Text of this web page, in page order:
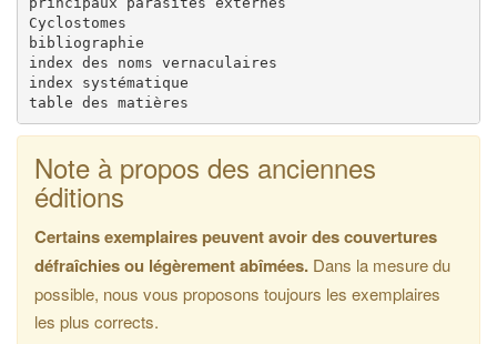
Cyclostomes
bibliographie
index des noms vernaculaires
index systématique
Note à propos des anciennes
éditions
Certains exemplaires peuvent avoir des couvertures
défraîchies ou légèrement abîmées. Dans la mesure du
possible, nous vous proposons toujours les exemplaires
les plus corrects.